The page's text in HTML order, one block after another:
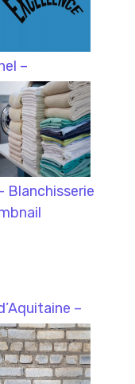
–
Blanchisserie
–